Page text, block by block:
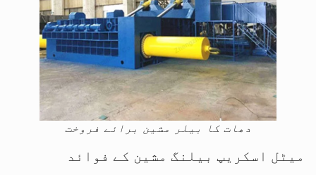
دھات کا بیلر مشین برائے فروخت
میٹل اسکریپ بیلنگ مشین کے فوائد